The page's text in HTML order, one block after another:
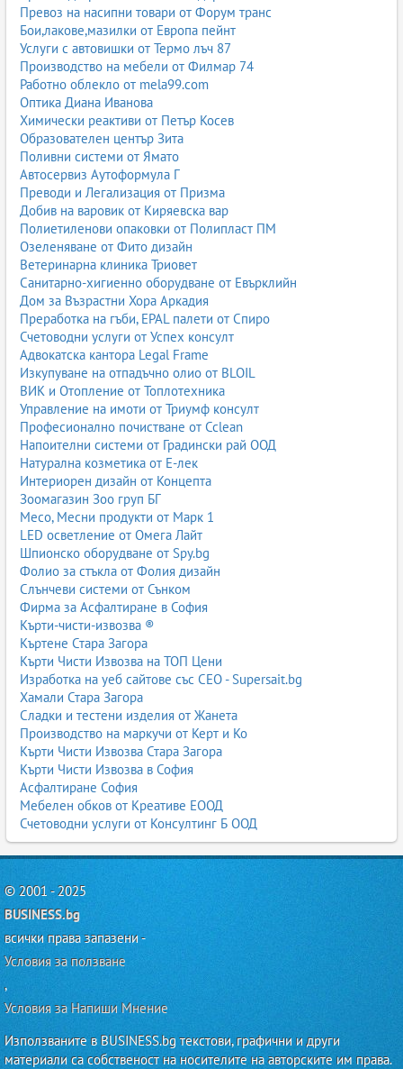
Превоз на насипни товари от Форум транс
Бои,лакове,мазилки от Европа пейнт
Услуги с автовишки от Термо лъч 87
Производство на мебели от Филмар 74
Работно облекло от mela99.com
Оптика Диана Иванова
Химически реактиви от Петър Косев
Образователен център Зита
Поливни системи от Ямато
Автосервиз Аутоформула Г
Преводи и Легализация от Призма
Добив на варовик от Киряевска вар
Полиетиленови опаковки от Полипласт ПМ
Озеленяване от Фито дизайн
Ветеринарна клиника Триовет
Санитарно-хигиенно оборудване от Евърклийн
Дом за Възрастни Хора Аркадия
Преработка на гъби, EPAL палети от Спиро
Счетоводни услуги от Успех консулт
Адвокатска кантора Legal Frame
Изкупуване на отпадъчно олио от BLOIL
ВИК и Отопление от Топлотехника
Управление на имоти от Триумф консулт
Професионално почистване от Cclean
Напоителни системи от Градински рай ООД
Натурална козметика от Е-лек
Интериорен дизайн от Концепта
Зоомагазин Зоо груп БГ
Месо, Месни продукти от Марк 1
LED осветление от Омега Лайт
Шпионско оборудване от Spy.bg
Фолио за стъкла от Фолия дизайн
Слънчеви системи от Сънком
Фирма за Асфалтиране в София
Кърти-чисти-извозва ®
Къртене Стара Загора
Кърти Чисти Извозва на ТОП Цени
Изработка на уеб сайтове със СЕО - Supersait.bg
Хамали Стара Загора
Сладки и тестени изделия от Жанета
Производство на маркучи от Керт и Ко
Кърти Чисти Извозва Стара Загора
Кърти Чисти Извозва в София
Асфалтиране София
Мебелен обков от Креативе ЕООД
Счетоводни услуги от Консултинг Б ООД
© 2001 - 2025
BUSINESS.bg
всички права запазени -
Условия за ползване
,
Условия за Напиши Мнение
Използваните в BUSINESS.bg текстови, графични и други
материали са собственост на носителите на авторските им права.